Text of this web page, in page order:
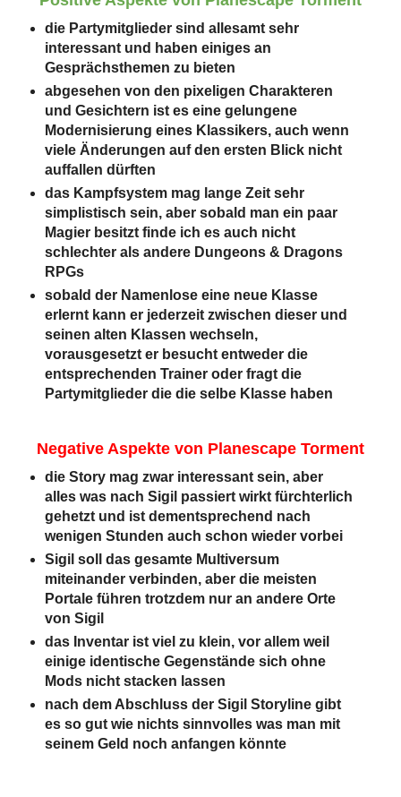
die Partymitglieder sind allesamt sehr
interessant und haben einiges an
Gesprächsthemen zu bieten
abgesehen von den pixeligen Charakteren
und Gesichtern ist es eine gelungene
Modernisierung eines Klassikers, auch wenn
viele Änderungen auf den ersten Blick nicht
auffallen dürften
das Kampfsystem mag lange Zeit sehr
simplistisch sein, aber sobald man ein paar
Magier besitzt finde ich es auch nicht
schlechter als andere Dungeons & Dragons
RPGs
sobald der Namenlose eine neue Klasse
erlernt kann er jederzeit zwischen dieser und
seinen alten Klassen wechseln,
vorausgesetzt er besucht entweder die
entsprechenden Trainer oder fragt die
Partymitglieder die die selbe Klasse haben
Negative Aspekte von Planescape Torment
die Story mag zwar interessant sein, aber
alles was nach Sigil passiert wirkt fürchterlich
gehetzt und ist dementsprechend nach
wenigen Stunden auch schon wieder vorbei
Sigil soll das gesamte Multiversum
miteinander verbinden, aber die meisten
Portale führen trotzdem nur an andere Orte
von Sigil
das Inventar ist viel zu klein, vor allem weil
einige identische Gegenstände sich ohne
Mods nicht stacken lassen
nach dem Abschluss der Sigil Storyline gibt
es so gut wie nichts sinnvolles was man mit
seinem Geld noch anfangen könnte